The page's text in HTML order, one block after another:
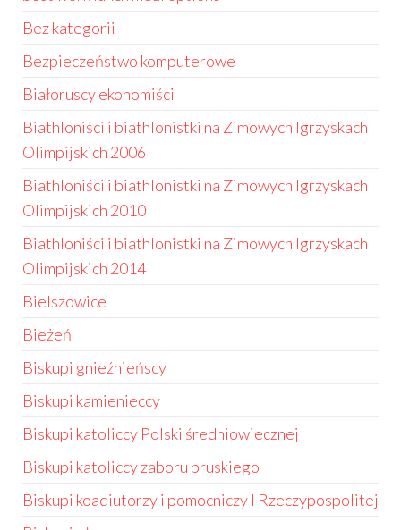
Bez kategorii
Bezpieczeństwo komputerowe
Białoruscy ekonomiści
Biathloniści i biathlonistki na Zimowych Igrzyskach
Olimpijskich 2006
Biathloniści i biathlonistki na Zimowych Igrzyskach
Olimpijskich 2010
Biathloniści i biathlonistki na Zimowych Igrzyskach
Olimpijskich 2014
Bielszowice
Bieżeń
Biskupi gnieźnieńscy
Biskupi kamienieccy
Biskupi katoliccy Polski średniowiecznej
Biskupi katoliccy zaboru pruskiego
Biskupi koadiutorzy i pomocniczy I Rzeczypospolitej